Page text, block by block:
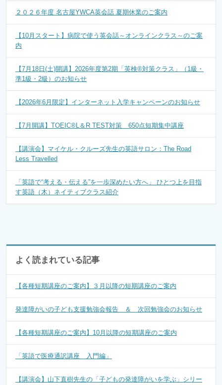
２０２６年度 名古屋YWCA英会話 夏期休業のご案内
【10月スタート】病院で使う英会話～オンラインクラス～のご案
内
【7月18日(土)開講】2026年度第2期「英検®対策クラス」（1級・
準1級・2級）のお知らせ
【2026年6月限定】インターネット入学キャンペーンのお知らせ
【7月開講】TOEIC®L＆R TEST対策 650点短期集中講座
【講演会】マイケル・クルーズ先生の英語サロン：The Road
Less Travelled
「英語で“考える・伝える”を一歩深めたい方へ」 ひとつ上を目指
す英語（木）ネイティブクラス紹介
よく読まれている記事
【各種短期講座のご案内】３月以降の短期講座のご案内
発達障がいの子ども支援勉強会報告 ＆ 次回勉強会のお知らせ
【各種短期講座のご案内】10月以降の短期講座のご案内
「英語で医療通訳講座 入門編」
【講演会】山下直樹先生の「子どもの発達障がいを学ぶ」シリー